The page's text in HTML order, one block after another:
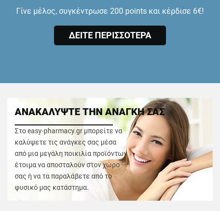
Γίνε μέλος, συγκέντρωσε 200 points και κέρδισε 6€!
ΔΕΙΤΕ ΠΕΡΙΣΣΟΤΕΡΑ
ΑΝΑΚΑΛΥΨΤΕ ΤΗΝ ΑΝΑΓΚΗ ΣΑΣ
Στο easy-pharmacy.gr μπορείτε να
καλύψετε τις ανάγκες σας μέσα
από μια μεγάλη ποικιλία προϊόντων
έτοιμα να αποσταλούν στον χώρο
σας ή να τα παραλάβετε από το
φυσικό μας κατάστημα.